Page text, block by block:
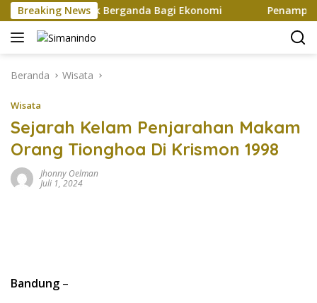
Langsung
ke
konten
Breaking News
Efek Berganda Bagi Ekonomi Penampilan
Beranda Wisata
Wisata
Sejarah Kelam Penjarahan Makam
Orang Tionghoa Di Krismon 1998
Jhonny Oelman
Juli 1, 2024
Bandung –